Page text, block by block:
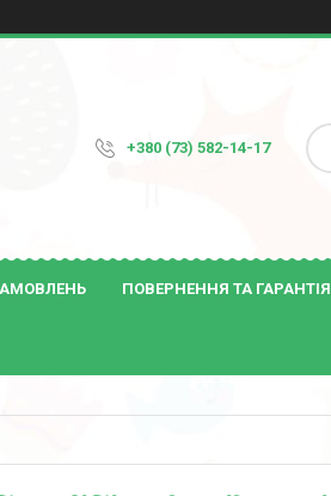
+380 (73) 582-14-17
ПОВЕРНЕННЯ ТА ГАРАНТІЯ